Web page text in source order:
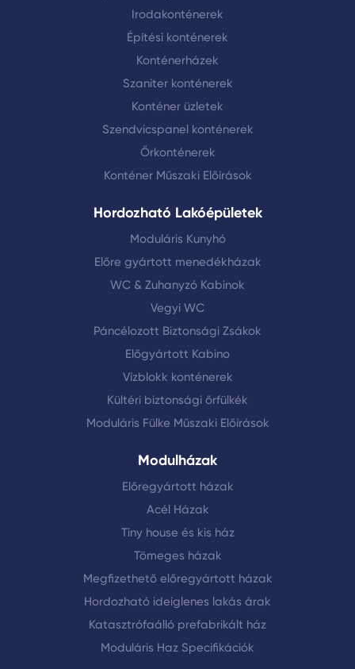
Irodakonténerek
Építési konténerek
Konténerházek
Szaniter konténerek
Konténer üzletek
Szendvicspanel konténerek
Őrkonténerek
Konténer Műszaki Előírások
Hordozható Lakóépületek
Moduláris Kunyhó
Előre gyártott menedékházak
WC & Zuhanyzó Kabinok
Vegyi WC
Páncélozott Biztonsági Zsákok
Előgyártott Kabino
Vízblokk konténerek
Kültéri biztonsági őrfülkék
Moduláris Fülke Műszaki Előírások
Modulházak
Előregyártott házak
Acél Házak
Tiny house és kis ház
Tömeges házak
Megfizethető előregyártott házak
Hordozható ideiglenes lakás árak
Katasztrófaálló prefabrikált ház
Moduláris Haz Specifikációk